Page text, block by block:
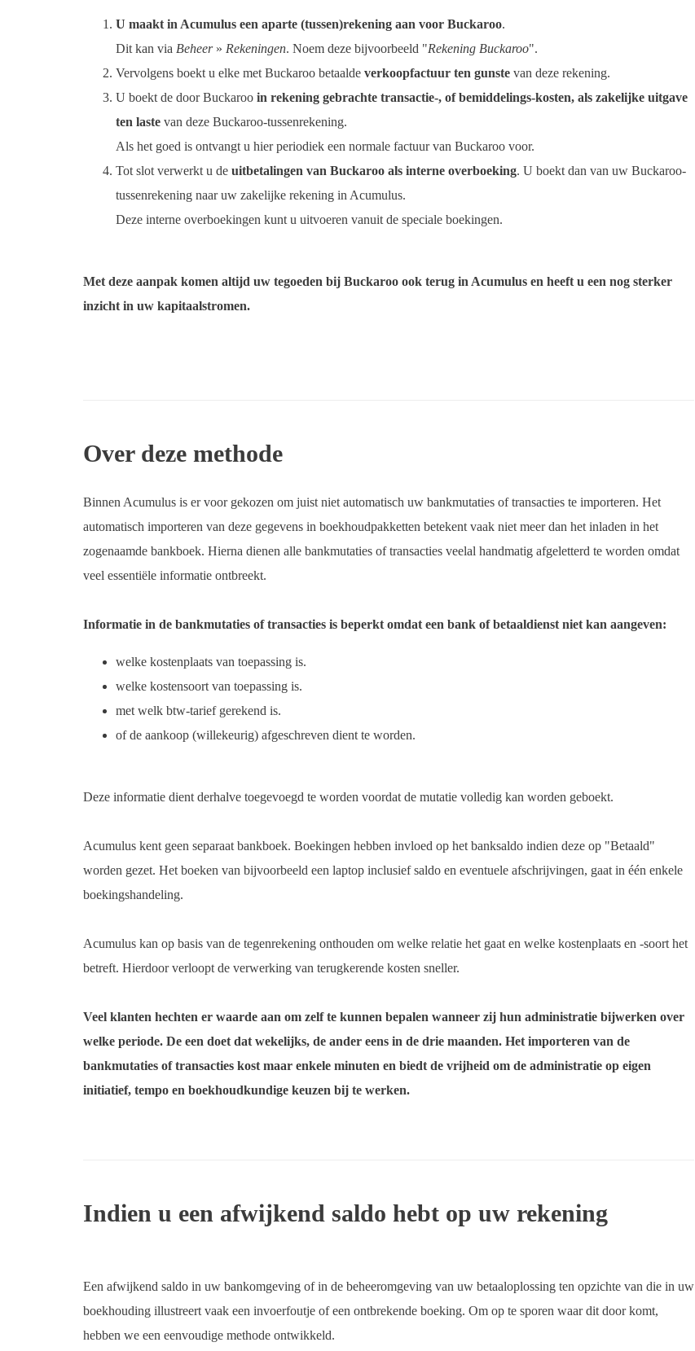
U maakt in Acumulus een aparte (tussen)rekening aan voor Buckaroo.
Dit kan via Beheer» Rekeningen. Noem deze bijvoorbeeld "Rekening Buckaroo".
Vervolgens boekt u elke met Buckaroo betaalde verkoopfactuur ten gunste van deze rekening.
U boekt de door Buckaroo in rekening gebrachte transactie-, of bemiddelings-kosten, als zakelijke uitgave
ten laste van deze Buckaroo-tussenrekening.
Als het goed is ontvangt u hier periodiek een normale factuur van Buckaroo voor.
Tot slot verwerkt u de uitbetalingen van Buckaroo als interne overboeking. U boekt dan van uw Buckaroo-
tussenrekening naar uw zakelijke rekening in Acumulus.
Deze interne overboekingen kunt u uitvoeren vanuit de speciale boekingen.
Met deze aanpak komen altijd uw tegoeden bij Buckaroo ook terug in Acumulus en heeft u een nog sterker
inzicht in uw kapitaalstromen.
Over deze methode
Binnen Acumulus is er voor gekozen om juist niet automatisch uw bankmutaties of transacties te importeren. Het
automatisch importeren van deze gegevens in boekhoudpakketten betekent vaak niet meer dan het inladen in het
zogenaamde bankboek. Hierna dienen alle bankmutaties of transacties veelal handmatig afgeletterd te worden omdat
veel essentiële informatie ontbreekt.
Informatie in de bankmutaties of transacties is beperkt omdat een bank of betaaldienst niet kan aangeven:
welke kostenplaats van toepassing is.
welke kostensoort van toepassing is.
met welk btw-tarief gerekend is.
of de aankoop (willekeurig) afgeschreven dient te worden.
Deze informatie dient derhalve toegevoegd te worden voordat de mutatie volledig kan worden geboekt.
Acumulus kent geen separaat bankboek. Boekingen hebben invloed op het banksaldo indien deze op "Betaald"
worden gezet. Het boeken van bijvoorbeeld een laptop inclusief saldo en eventuele afschrijvingen, gaat in één enkele
boekingshandeling.
Acumulus kan op basis van de tegenrekening onthouden om welke relatie het gaat en welke kostenplaats en -soort het
betreft. Hierdoor verloopt de verwerking van terugkerende kosten sneller.
Veel klanten hechten er waarde aan om zelf te kunnen bepalen wanneer zij hun administratie bijwerken over
welke periode. De een doet dat wekelijks, de ander eens in de drie maanden. Het importeren van de
bankmutaties of transacties kost maar enkele minuten en biedt de vrijheid om de administratie op eigen
initiatief, tempo en boekhoudkundige keuzen bij te werken.
Indien u een afwijkend saldo hebt op uw rekening
Een afwijkend saldo in uw bankomgeving of in de beheeromgeving van uw betaaloplossing ten opzichte van die in uw
boekhouding illustreert vaak een invoerfoutje of een ontbrekende boeking. Om op te sporen waar dit door komt,
hebben we een eenvoudige methode ontwikkeld.